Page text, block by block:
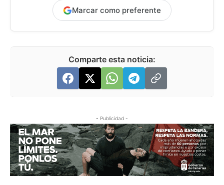
Marcar como preferente
Comparte esta noticia:
- Publicidad -